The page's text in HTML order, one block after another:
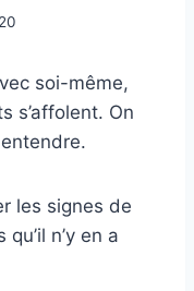
soi-même,
s’affolent. On
entendre.
les signes de
n’y en a